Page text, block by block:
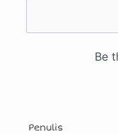
Penulis